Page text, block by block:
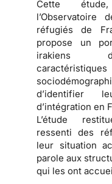
Cette
l’Observatoire
réfugiés de
propose un
irakiens
caractéristiques
d’identifier
d’intégration en
L’étude
ressenti des
leur situation
parole aux
qui les ont